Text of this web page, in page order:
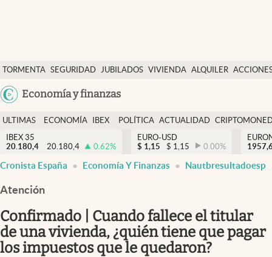
TORMENTA SEGURIDAD JUBILADOS VIVIENDA ALQUILER
USA
Colombia
Economía y finanzas
Economía y finanzas
Política
Actualidad
Criptomonedas
España
ULTIMAS
NOTICIAS
ECONOMÍA
FINANZAS
IBEX
EURO
POLÍTICA ACTUALIDAD
IBEX 35
20.180,4
20.180,4 0.62%
EURO-USD
$ 1,15 $ 1,15 0.00%
Cronista España Economía Y Finanzas Nautbresultadoesp
Atención
Confirmado | Cuando fallece el titular
de una vivienda, ¿quién tiene que pagar
los impuestos que le quedaron?